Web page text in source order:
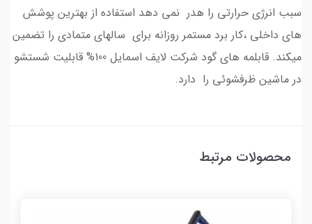
سبب انرژی حرارتی را هدر نمی دهد استفاده از بهترین پوشش
های داخلی ،کار برد مستمر روزانه برای سالهای متمادی را تضمین
میکند. قابلمه های گود شرکت لایف اسمایل 100% قابلیت شستشو
در ماشین ظرفشوئی را دارد.
محصولات مرتبط